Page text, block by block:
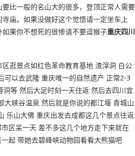
比一般的名山大的很多，登顶正常人需要
庙。如果没做好这个觉悟请一定坐车上
果你不想死的很惨请不要逗猴子重庆四川
逛景点如红色革命教育基地 渣滓洞 白公
可以去武隆 重庆唯一的自然遗产 正常2-3
等 然后大足时刻一天往返 然后去四川宜
大峡谷温泉 然后就是你说的都江堰 青城山
乐山大佛 重庆出发去成都这几个景点往返
区呆一天 差不多这几个地方走下来就在
起 带她去碧峰峡动物园看看大熊猫吧